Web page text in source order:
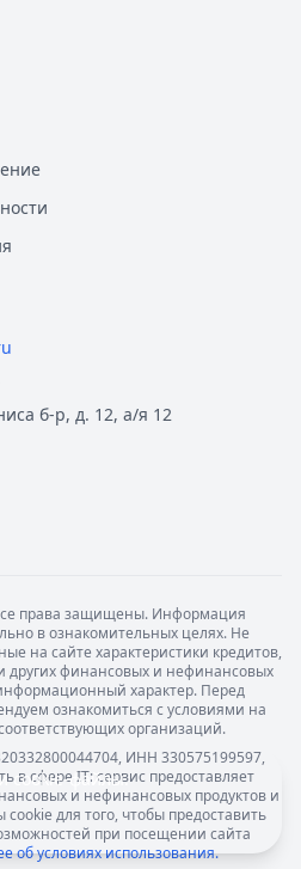
б-р, д. 12, а/я 12
права защищены. Информация
в ознакомительных целях. Не
на сайте характеристики кредитов,
других финансовых и нефинансовых
характер. Перед
ознакомиться с условиями на
организаций.
ИНН 330575199597,
в сфере IT: сервис предоставляет
и нефинансовых продуктов и
для того, чтобы предоставить
при посещении сайта
об условиях использования.
cookie-файлы.